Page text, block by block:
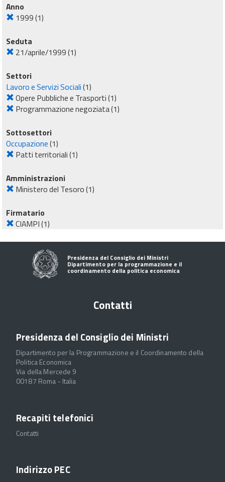
Anno
1999(1)
Seduta
21/aprile/1999(1)
Settori
Lavoro e Servizi Sociali(1)
Opere Pubbliche e Trasporti(1)
Programmazione negoziata(1)
Sottosettori
Occupazione(1)
Patti territoriali(1)
Amministrazioni
Ministero del Tesoro(1)
Firmatario
CIAMPI(1)
Presidenza del Consiglio dei Ministri
Dipartimento per la programmazione e il
coordinamento della politica economica
Contatti
Presidenza del Consiglio dei Ministri
Dipartimento per la Programmazione e il Coordinamento della
Politica Economica
Via della Mercede 9
00187 Roma - Italia
Recapiti telefonici
Contatti
Indirizzo PEC